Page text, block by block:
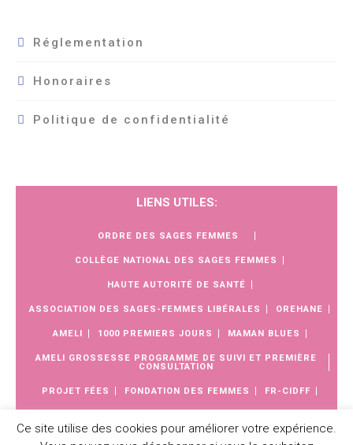
Réglementation
Honoraires
Politique de confidentialité
LIENS UTILES:
ORDRE DES SAGES FEMMES
COLLÈGE NATIONAL DES SAGES FEMMES
HAUTE AUTORITÉ DE SANTÉ
ASSOCIATION DES SAGES-FEMMES LIBÉRALES OREHANE
AMELI 1000 PREMIERS JOURS MAMAN BLUES
AMELI GROSSESSE PROGRAMME DE SUIVI ET PREMIÈRE
CONSULTATION
PROJET FÉES FONDATION DES FEMMES FR-CIDFF
Ce site utilise des cookies pour améliorer votre expérience.